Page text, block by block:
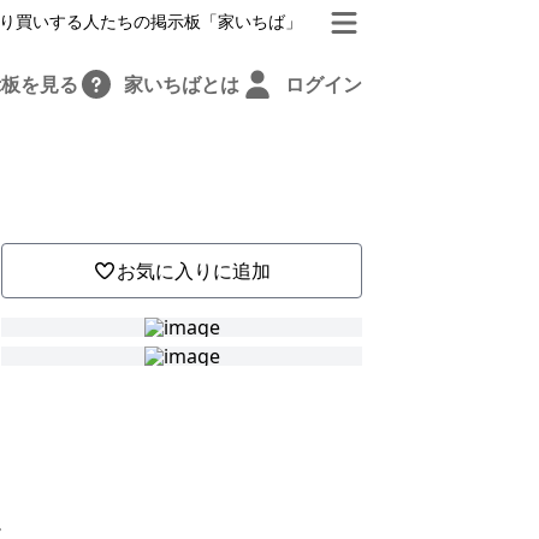
買いする人たちの掲示板「家いちば」
を見る 家いちばとは ログイン
お気に入りに追加